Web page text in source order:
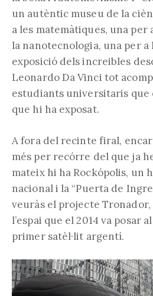
un autèntic museu de la
a les matemàtiques, una per
la nanotecnologia, una per
exposició dels increibles
Leonardo Da Vinci tot
estudiants universitaris que
que hi ha exposat.
A fora del recinte firal,
més per recórre del que ja
mateix hi ha Rockópolis, un
nacional i la “Puerta de
veuràs el projecte Tronador,
l’espai que el 2014 va posar
primer satèl·lit argentí.